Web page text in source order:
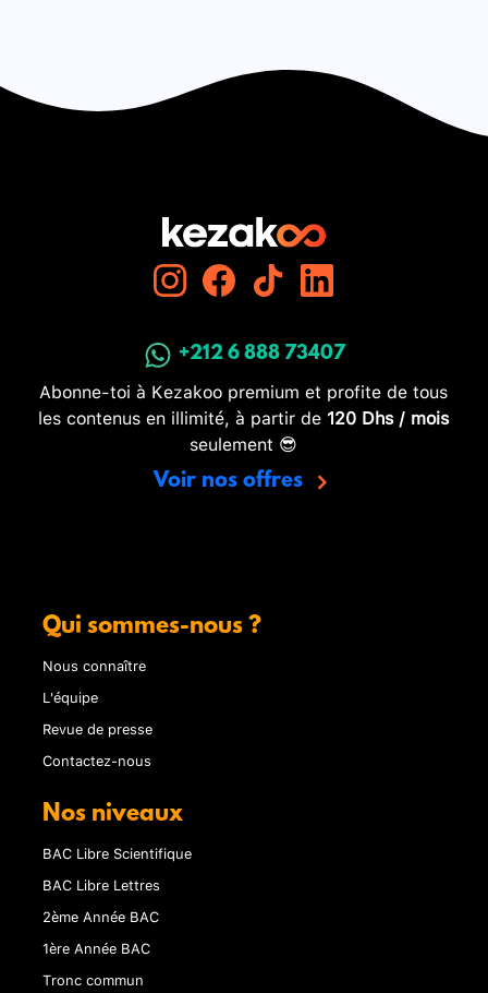
+212 6 888 73407
Abonne-toi à Kezakoo premium et profite de tous
les contenus en illimité, à partir de 120 Dhs / mois
seulement 😎
Voir nos offres
Qui sommes-nous ?
Nous connaître
L'équipe
Revue de presse
Contactez-nous
Nos niveaux
BAC Libre Scientifique
BAC Libre Lettres
2ème Année BAC
1ère Année BAC
Tronc commun